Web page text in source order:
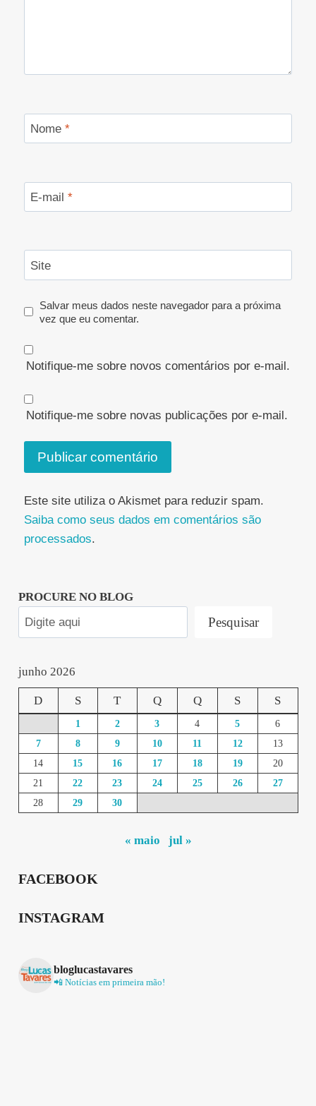
Nome *
E-mail *
Site
Salvar meus dados neste navegador para a próxima
vez que eu comentar.
Notifique-me sobre novos comentários por e-mail.
Notifique-me sobre novas publicações por e-mail.
Este site utiliza o Akismet para reduzir spam.
Saiba como seus dados em comentários são
processados.
PROCURE NO BLOG
Pesquisar
junho 2026
D S T Q Q S S
1 2 3 4 5
6
7
8 9 10 11 12
13
14
15 16 17 18 19
20
21
22 23 24 25 26
27
28
29 30
« maio jul »
FACEBOOK
INSTAGRAM
bloglucastavares
📲 Notícias em primeira mão!